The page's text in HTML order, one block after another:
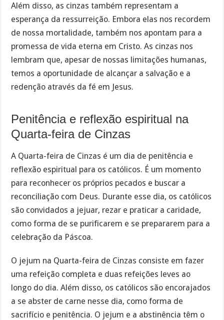
Além disso, as cinzas também representam a
esperança da ressurreição. Embora elas nos recordem
de nossa mortalidade, também nos apontam para a
promessa de vida eterna em Cristo. As cinzas nos
lembram que, apesar de nossas limitações humanas,
temos a oportunidade de alcançar a salvação e a
redenção através da fé em Jesus.
Penitência e reflexão espiritual na
Quarta-feira de Cinzas
A Quarta-feira de Cinzas é um dia de penitência e
reflexão espiritual para os católicos. É um momento
para reconhecer os próprios pecados e buscar a
reconciliação com Deus. Durante esse dia, os católicos
são convidados a jejuar, rezar e praticar a caridade,
como forma de se purificarem e se prepararem para a
celebração da Páscoa.
O jejum na Quarta-feira de Cinzas consiste em fazer
uma refeição completa e duas refeições leves ao
longo do dia. Além disso, os católicos são encorajados
a se abster de carne nesse dia, como forma de
sacrifício e penitência. O jejum e a abstinência têm o